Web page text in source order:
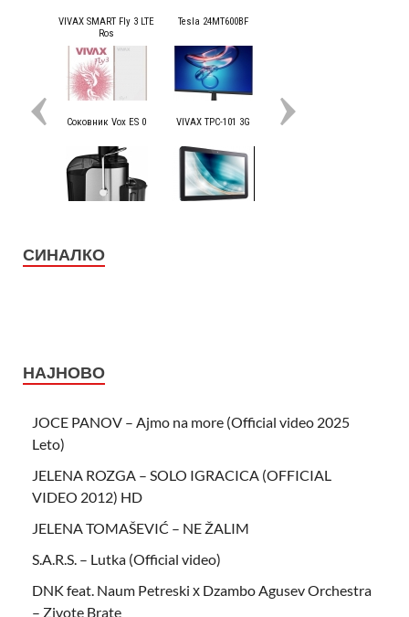
СИНАЛКО
НАЈНОВО
JOCE PANOV – Ajmo na more (Official video 2025
Leto)
JELENA ROZGA – SOLO IGRACICA (OFFICIAL
VIDEO 2012) HD
JELENA TOMAŠEVIĆ – NE ŽALIM
S.A.R.S. – Lutka (Official video)
DNK feat. Naum Petreski х Dzambo Agusev Orchestra
– Zivote Brate